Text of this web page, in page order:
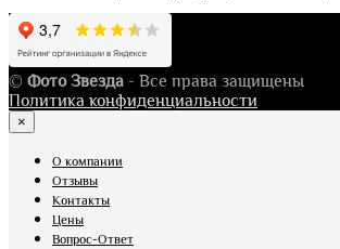
© Фото Звезда - Все права защищены
Политика конфиденциальности
×
О компании
Отзывы
Контакты
Цены
Вопрос-Ответ